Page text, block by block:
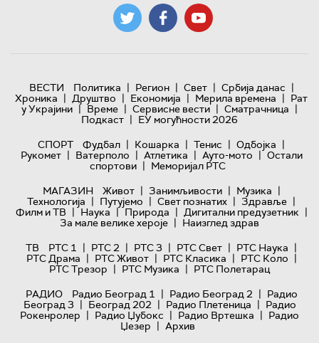
ВЕСТИ Политика | Регион | Свет | Србија данас |
Хроника | Друштво | Економија | Мерила времена | Рат
у Украјини | Време | Сервисне вести | Сматрачница |
Подкаст | ЕУ могућности 2026
СПОРТ
Фудбал | Кошарка | Тенис | Одбојка |
Рукомет | Ватерполо | Атлетика | Ауто-мото | Остали
спортови | Меморијал РТС
МАГАЗИН
Живот | Занимљивости | Музика |
Технологијa | Путујемо | Свет познатих | Здравље |
Филм и ТВ | Наука | Природа | Дигитални предузетник |
За мале велике хероје | Наизглед здрав
ТВ
РТС 1 | РТС 2 | РТС 3 | РТС Свет | РТС Наука |
РТС Драма | РТС Живот | РТС Класика | РТС Коло |
РТС Трезор | РТС Музика | РТС Полетарац
РАДИО
Радио Београд 1 | Радио Београд 2 | Радио
Београд 3 | Београд 202 | Радио Плетеница | Радио
Рокенролер | Радио Џубокс | Радио Вртешка | Радио
Џезер | Архив